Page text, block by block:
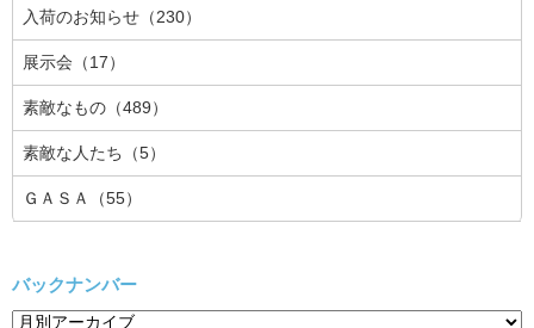
入荷のお知らせ（230）
展示会（17）
素敵なもの（489）
素敵な人たち（5）
ＧＡＳＡ（55）
バックナンバー